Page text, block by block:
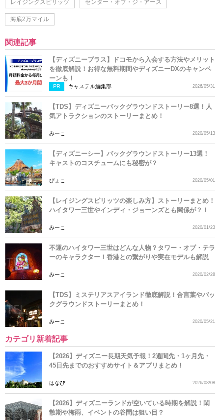
レイジングスピリッツ センター・オブ・ジ・アース
海底2万マイル
関連記事
【ディズニープラス】ドコモから入会する方法やメリット
を徹底解説！お得な無料期間やディズニーDXのキャンペ
ーンも！
PR キャステル編集部 2026/05/31
【TDS】ディズニーバックグラウンドストーリー8選！人
気アトラクションのストーリーまとめ！
みーこ 2020/05/13
【ディズニーシー】バックグラウンドストーリー13選！
キャストのコスチュームにも秘密が？
ぴょこ 2020/05/01
【レイジングスピリッツの楽しみ方】ストーリーまとめ！
ハイタワー三世やインディ・ジョーンズとも関係が？！
みーこ 2020/01/23
不運のハイタワー三世はどんな人物？タワー・オブ・テラ
ーのキャラクター！香港との繋がりや実在モデルも解説
みーこ 2020/02/28
【TDS】ミステリアスアイランド徹底解説！合言葉やバッ
クグラウンドストーリーまとめ！
みーこ 2020/05/21
カテゴリ新着記事
【2026】ディズニー長期天気予報！2週間先・1ヶ月先・
45日先までのおすすめサイト＆アプリまとめ！
はなび 2026/08/08
【2026】ディズニーランドが空いている時期を解説！閑
散期や梅雨、イベントの谷間は狙い目？